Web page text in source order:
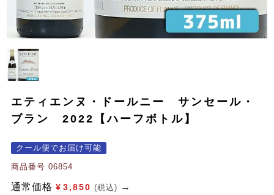
エティエンヌ・ドールニー サンセール・
ブラン 2022【ハーフボトル】
クール便でお届け可能
商品番号 06854
通常価格 ¥ 3,850 (税込)